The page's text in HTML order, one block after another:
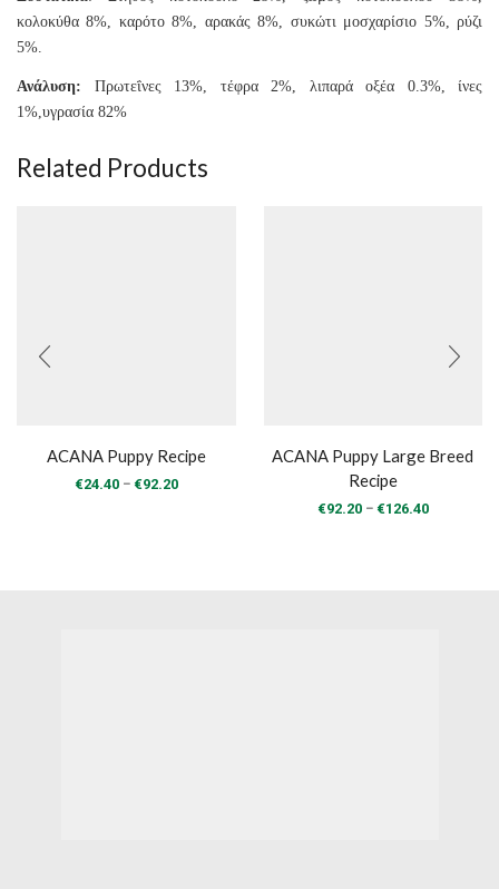
κολοκύθα 8%, καρότο 8%, αρακάς 8%, συκώτι μοσχαρίσιο 5%, ρύζι
5%.
Ανάλυση: Πρωτεΐνες 13%, τέφρα 2%, λιπαρά οξέα 0.3%, ίνες
1%,υγρασία 82%
Related Products
ACANA Puppy Recipe
€24.40 – €92.20Price
ACANA Puppy Large Breed
Recipe
€92.20 – €126.40Price